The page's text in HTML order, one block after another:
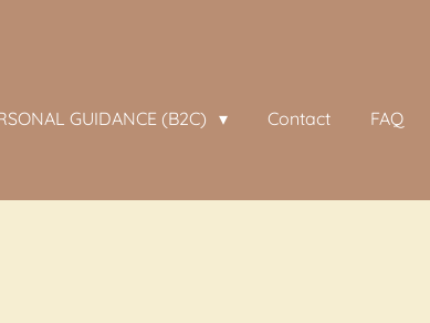
GUIDANCE (B2C) Contact FAQ